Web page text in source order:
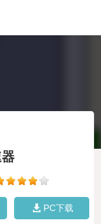
PC下载